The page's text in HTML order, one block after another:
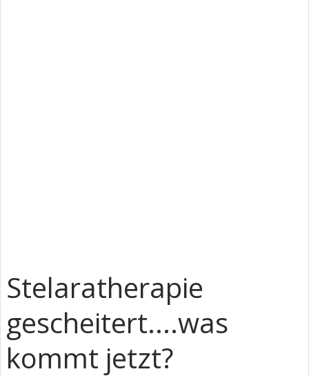
Stelaratherapie
gescheitert....was
kommt jetzt?